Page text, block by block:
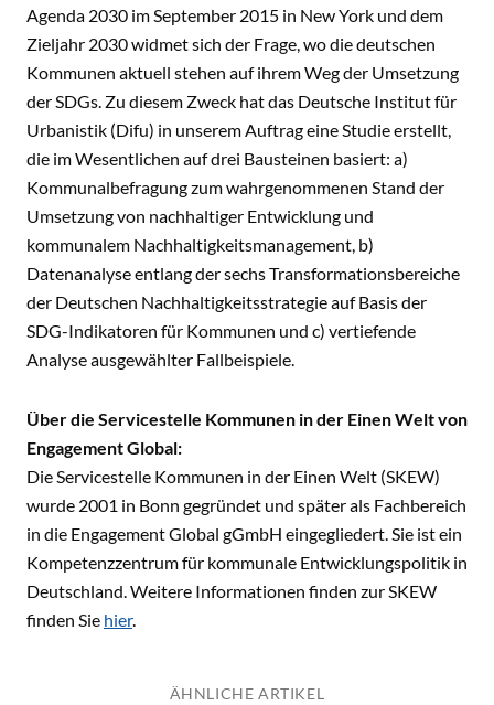
Agenda 2030 im September 2015 in New York und dem
Zieljahr 2030 widmet sich der Frage, wo die deutschen
Kommunen aktuell stehen auf ihrem Weg der Umsetzung
der SDGs. Zu diesem Zweck hat das Deutsche Institut für
Urbanistik (Difu) in unserem Auftrag eine Studie erstellt,
die im Wesentlichen auf drei Bausteinen basiert: a)
Kommunalbefragung zum wahrgenommenen Stand der
Umsetzung von nachhaltiger Entwicklung und
kommunalem Nachhaltigkeitsmanagement, b)
Datenanalyse entlang der sechs Transformationsbereiche
der Deutschen Nachhaltigkeitsstrategie auf Basis der
SDG-Indikatoren für Kommunen und c) vertiefende
Analyse ausgewählter Fallbeispiele.
Über die Servicestelle Kommunen in der Einen Welt von
Engagement Global:
Die Servicestelle Kommunen in der Einen Welt (SKEW)
wurde 2001 in Bonn gegründet und später als Fachbereich
in die Engagement Global gGmbH eingegliedert. Sie ist ein
Kompetenzzentrum für kommunale Entwicklungspolitik in
Deutschland. Weitere Informationen finden zur SKEW
finden Sie hier.
ÄHNLICHE ARTIKEL